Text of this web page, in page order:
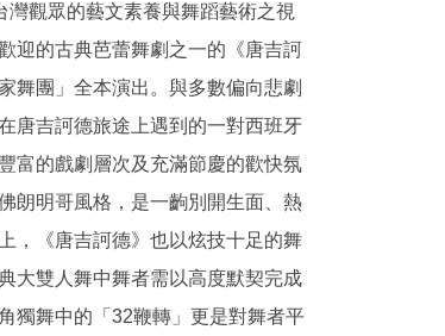
觀眾的藝文素養與舞蹈藝術之視
迎的古典芭蕾舞劇之一的《唐吉訶
舞團」全本演出。與多數偏向悲劇
唐吉訶德旅途上遇到的一對西班牙
富的戲劇層次及充滿節慶的歡快氛
朗明哥風格，是一齣別開生面、熱
，《唐吉訶德》也以炫技十足的舞
大雙人舞中舞者需以高度默契完成
獨舞中的「32鞭轉」更是對舞者平